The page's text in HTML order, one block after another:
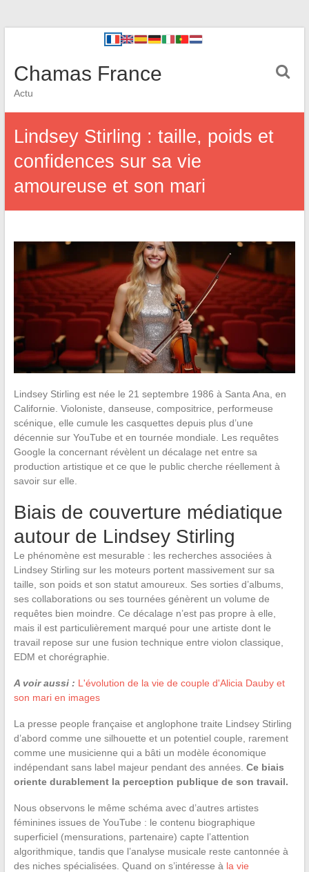
Chamas France
Actu
Lindsey Stirling : taille, poids et
confidences sur sa vie
amoureuse et son mari
Lindsey Stirling est née le 21 septembre 1986 à Santa Ana, en
Californie. Violoniste, danseuse, compositrice, performeuse
scénique, elle cumule les casquettes depuis plus d’une
décennie sur YouTube et en tournée mondiale. Les requêtes
Google la concernant révèlent un décalage net entre sa
production artistique et ce que le public cherche réellement à
savoir sur elle.
Biais de couverture médiatique
autour de Lindsey Stirling
Le phénomène est mesurable : les recherches associées à
Lindsey Stirling sur les moteurs portent massivement sur sa
taille, son poids et son statut amoureux. Ses sorties d’albums,
ses collaborations ou ses tournées génèrent un volume de
requêtes bien moindre. Ce décalage n’est pas propre à elle,
mais il est particulièrement marqué pour une artiste dont le
travail repose sur une fusion technique entre violon classique,
EDM et chorégraphie.
A voir aussi : L'évolution de la vie de couple d'Alicia Dauby et
son mari en images
La presse people française et anglophone traite Lindsey Stirling
d’abord comme une silhouette et un potentiel couple, rarement
comme une musicienne qui a bâti un modèle économique
indépendant sans label majeur pendant des années. Ce biais
oriente durablement la perception publique de son travail.
Nous observons le même schéma avec d’autres artistes
féminines issues de YouTube : le contenu biographique
superficiel (mensurations, partenaire) capte l’attention
algorithmique, tandis que l’analyse musicale reste cantonnée à
des niches spécialisées. Quand on s’intéresse à la vie